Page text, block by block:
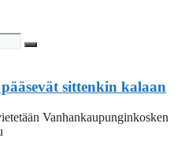
sittenkin kalaan
Vanhankaupunginkosken